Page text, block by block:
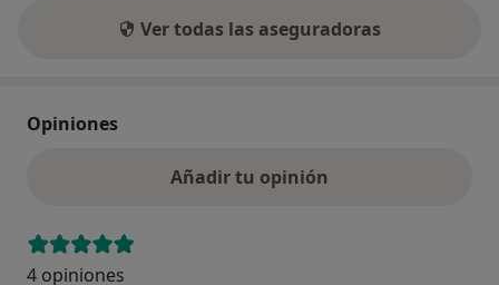
Ver todas las aseguradoras
Opiniones
Añadir tu opinión
4 opiniones